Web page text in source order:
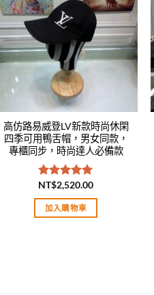
Add to
wishlist
高仿路易威登LV新款時尚休閑
四季可用鴨舌帽，男女同款，
專櫃同步，時尚達人必備款
評分5.00
滿分 5
NT$2,520.00
加入購物車